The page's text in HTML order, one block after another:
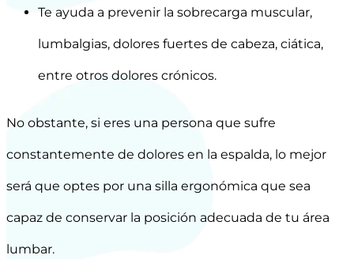
Te ayuda a prevenir la sobrecarga muscular,
lumbalgias, dolores fuertes de cabeza, ciática,
entre otros dolores crónicos.
No obstante, si eres una persona que sufre
constantemente de dolores en la espalda, lo mejor
será que optes por una silla ergonómica que sea
capaz de conservar la posición adecuada de tu área
lumbar.